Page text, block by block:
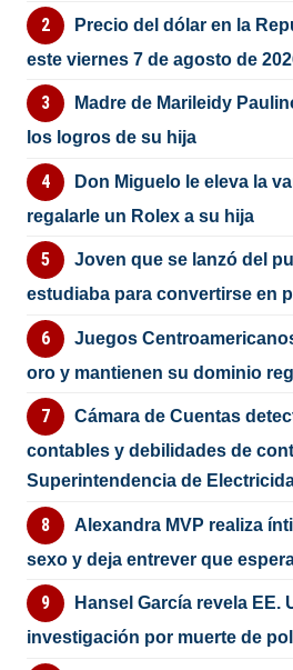
Precio del dólar en la
este viernes 7 de agosto de
Madre de Marileidy
los logros de su hija
Don Miguelo le eleva la
regalarle un Rolex a su hija
Joven que se lanzó del
estudiaba para convertirse en
Juegos
oro y mantienen su dominio
Cámara de Cuentas
contables y debilidades de
Superintendencia de
Alexandra MVP realiza
sexo y deja entrever que
Hansel García revela EE.
investigación por muerte de